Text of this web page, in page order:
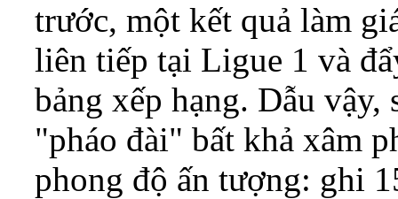
trước, một kết quả làm
liên tiếp tại Ligue 1 và
bảng xếp hạng. Dẫu vậy,
"pháo đài" bất khả xâm
phong độ ấn tượng: ghi